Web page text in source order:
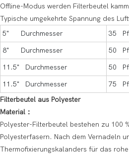
Offline-Modus werden Filterbeutel
Typische umgekehrte Spannung des
5" Durchmesser
35
8" Durchmesser
50
11.5" Durchmesser
50
11.5" Durchmesser
75
Filterbeutel aus Polyester
Material：
Polyester-Filterbeutel bestehen zu 100
Polyesterfasern. Nach dem Vernadeln
Thermofixierungskalanders für das